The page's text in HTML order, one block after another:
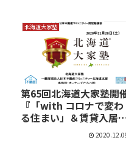
北海道大家塾
第65回北海道大家塾開
『「with コロナで変わ
る住まい」＆賃貸入居